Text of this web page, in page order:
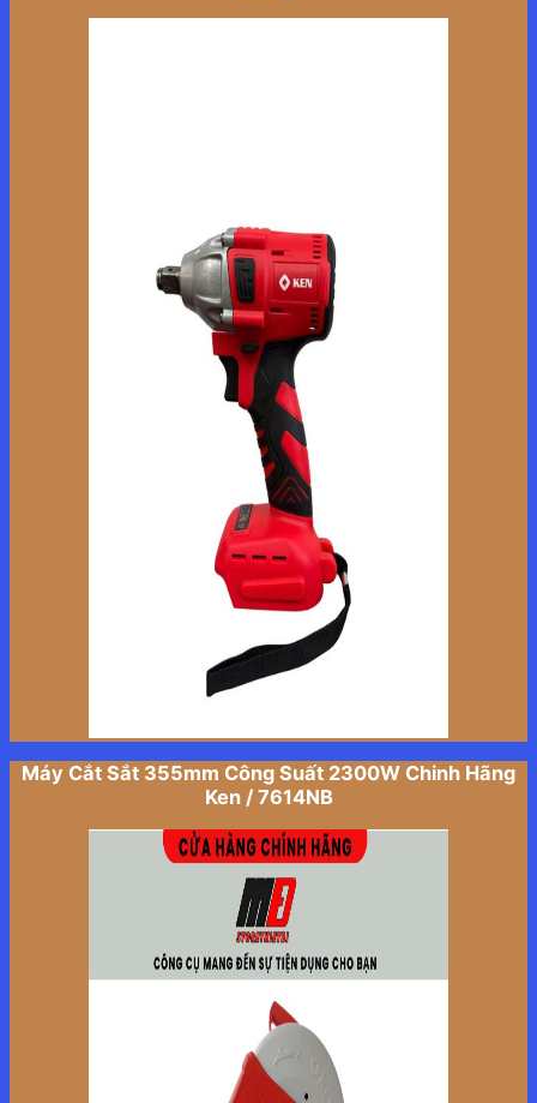
Máy Cắt Sắt 355mm Công Suất 2300W Chinh Hãng
Ken / 7614NB